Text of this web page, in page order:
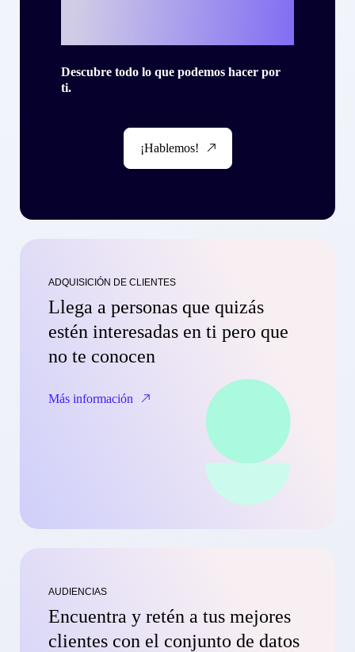
Descubre todo lo que podemos hacer por
ti.
¡Hablemos!
ADQUISICIÓN DE CLIENTES
Llega a personas que quizás
estén interesadas en ti pero que
no te conocen
Más información
AUDIENCIAS
Encuentra y retén a tus mejores
clientes con el conjunto de datos